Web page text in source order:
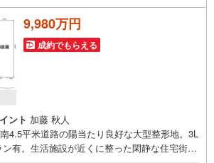
9,980万円
成約でもらえる
ント 加藤 秋人
4.5平米道路の陽当たり良好な大型整形地。3L
ン有。生活施設が近くに整った閑静な住宅街。